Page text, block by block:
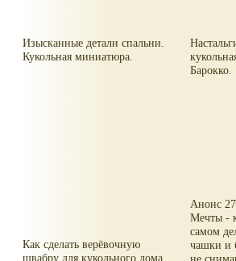
Изысканные детали спальни.
Кукольная миниатюра.
Барокко.
Как сделать верёвочную
швабру для кукольного дома.
Анонс
Мечты -
самом
чашки и